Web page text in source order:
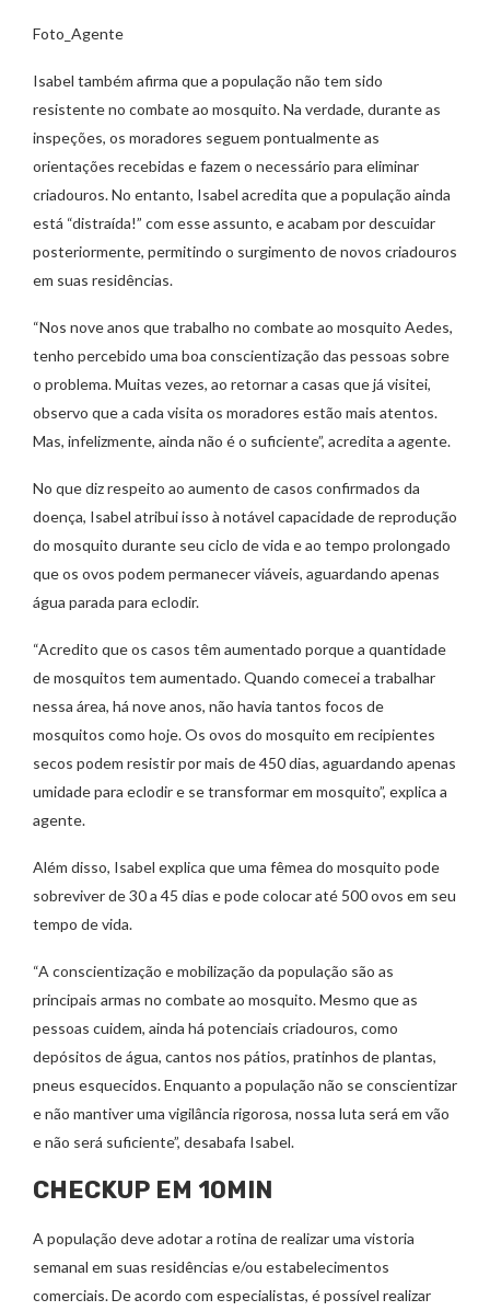
Foto_Agente
Isabel também afirma que a população não tem sido
resistente no combate ao mosquito. Na verdade, durante as
inspeções, os moradores seguem pontualmente as
orientações recebidas e fazem o necessário para eliminar
criadouros. No entanto, Isabel acredita que a população ainda
está “distraída!” com esse assunto, e acabam por descuidar
posteriormente, permitindo o surgimento de novos criadouros
em suas residências.
“Nos nove anos que trabalho no combate ao mosquito Aedes,
tenho percebido uma boa conscientização das pessoas sobre
o problema. Muitas vezes, ao retornar a casas que já visitei,
observo que a cada visita os moradores estão mais atentos.
Mas, infelizmente, ainda não é o suficiente”, acredita a agente.
No que diz respeito ao aumento de casos confirmados da
doença, Isabel atribui isso à notável capacidade de reprodução
do mosquito durante seu ciclo de vida e ao tempo prolongado
que os ovos podem permanecer viáveis, aguardando apenas
água parada para eclodir.
“Acredito que os casos têm aumentado porque a quantidade
de mosquitos tem aumentado. Quando comecei a trabalhar
nessa área, há nove anos, não havia tantos focos de
mosquitos como hoje. Os ovos do mosquito em recipientes
secos podem resistir por mais de 450 dias, aguardando apenas
umidade para eclodir e se transformar em mosquito”, explica a
agente.
Além disso, Isabel explica que uma fêmea do mosquito pode
sobreviver de 30 a 45 dias e pode colocar até 500 ovos em seu
tempo de vida.
“A conscientização e mobilização da população são as
principais armas no combate ao mosquito. Mesmo que as
pessoas cuidem, ainda há potenciais criadouros, como
depósitos de água, cantos nos pátios, pratinhos de plantas,
pneus esquecidos. Enquanto a população não se conscientizar
e não mantiver uma vigilância rigorosa, nossa luta será em vão
e não será suficiente”, desabafa Isabel. ‌
CHECKUP EM 10MIN
A população deve adotar a rotina de realizar uma vistoria
semanal em suas residências e/ou estabelecimentos
comerciais. De acordo com especialistas, é possível realizar